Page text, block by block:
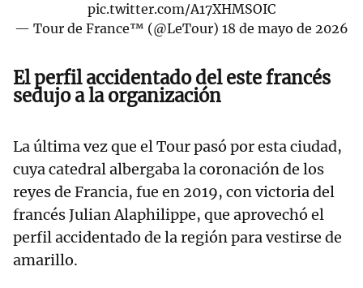
pic.twitter.com/A17XHMSOIC
— Tour de France™ (@LeTour) 18 de mayo de 2026
El perfil accidentado del este francés
sedujo a la organización
La última vez que el Tour pasó por esta ciudad,
cuya catedral albergaba la coronación de los
reyes de Francia, fue en 2019, con victoria del
francés Julian Alaphilippe, que aprovechó el
perfil accidentado de la región para vestirse de
amarillo.